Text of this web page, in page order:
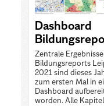
Dashboard
Zentrale
Bildungsreports
2021 sind dieses
zum ersten Mal in
Dashboard
worden. Alle